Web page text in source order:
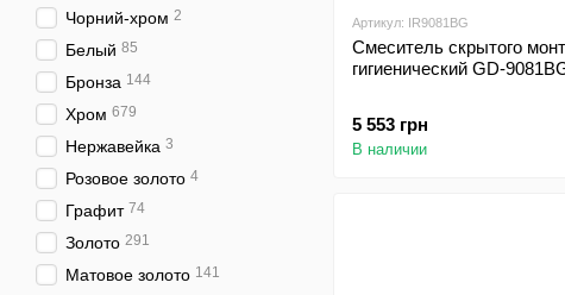
Артикул: IR9081BG
Смеситель скрытого
гигиенический GD-
5 553 грн
В наличии
Чорний-хром 2
Белый 85
Бронза 144
Хром 679
Нержавейка 3
Розовое золото 4
Графит 74
Золото 291
Матовое золото 141